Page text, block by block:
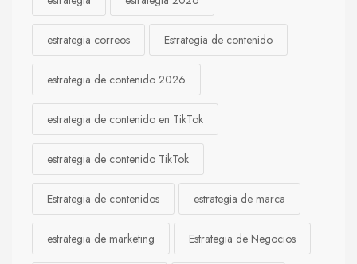
estrategia correos Estrategia de contenido
estrategia de contenido 2026
estrategia de contenido en TikTok
estrategia de contenido TikTok
Estrategia de contenidos estrategia de marca
estrategia de marketing Estrategia de Negocios